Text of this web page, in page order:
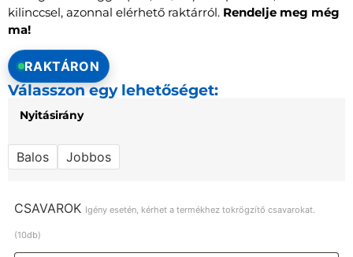
kilinccsel, azonnal elérhető raktárról. Rendelje meg még
ma!
RAKTÁRON
Válasszon egy lehetőséget:
Nyitásirány
Balos Jobbos
CSAVAROK Igény esetén, kérhet a termékhez tokrögzítő csavarokat.
(10db)